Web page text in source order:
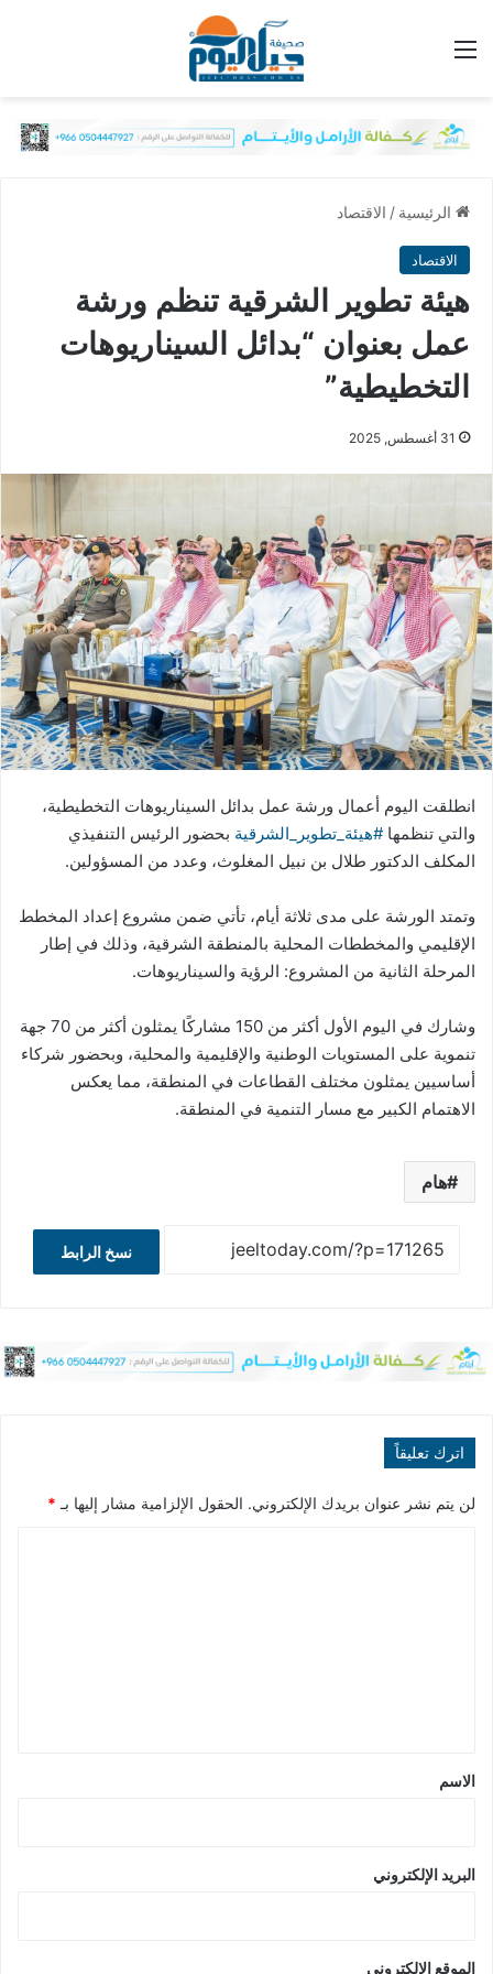
الرئيسية / الاقتصاد
الاقتصاد
هيئة تطوير الشرقية تنظم ورشة
عمل بعنوان “بدائل السيناريوهات
التخطيطية”
31 أغسطس, 2025
انطلقت اليوم أعمال ورشة عمل بدائل السيناريوهات التخطيطية،
والتي تنظمها#هيئة_تطوير_الشرقية بحضور الرئيس التنفيذي
المكلف الدكتور طلال بن نبيل المغلوث، وعدد من المسؤولين.
وتمتد الورشة على مدى ثلاثة أيام، تأتي ضمن مشروع إعداد المخطط
الإقليمي والمخططات المحلية بالمنطقة الشرقية، وذلك في إطار
المرحلة الثانية من المشروع: الرؤية والسيناريوهات.
وشارك في اليوم الأول أكثر من 150 مشاركًا يمثلون أكثر من 70 جهة
تنموية على المستويات الوطنية والإقليمية والمحلية، وبحضور شركاء
أساسيين يمثلون مختلف القطاعات في المنطقة، مما يعكس
الاهتمام الكبير مع مسار التنمية في المنطقة.
هام
نسخ الرابط
اترك تعليقاً
لن يتم نشر عنوان بريدك الإلكتروني. الحقول الإلزامية مشار إليها بـ *
*
الاسم
البريد الإلكتروني
الموقع الإلكتروني